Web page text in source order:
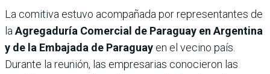
La comitiva estuvo acompañada por representantes de
laAgregaduría Comercial de Paraguay en Argentina
y de la Embajada de Paraguay en el vecino país.
Durante la reunión, las empresarias conocieron las